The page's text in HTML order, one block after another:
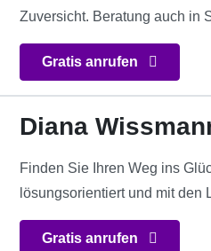
Zuversicht. Beratung auch in
Gratis anrufen
Diana
Finden Sie Ihren Weg ins
lösungsorientiert und mit den
Gratis anrufen